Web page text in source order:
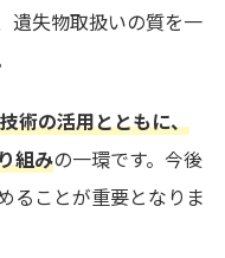
遺失物取扱いの質を一
術の活用とともに、
組みの一環です。今後
ることが重要となりま